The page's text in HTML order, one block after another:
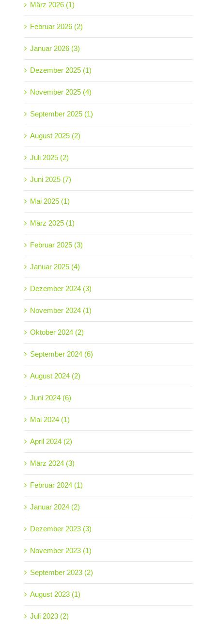
März 2026 (1)
Februar 2026 (2)
Januar 2026 (3)
Dezember 2025 (1)
November 2025 (4)
September 2025 (1)
August 2025 (2)
Juli 2025 (2)
Juni 2025 (7)
Mai 2025 (1)
März 2025 (1)
Februar 2025 (3)
Januar 2025 (4)
Dezember 2024 (3)
November 2024 (1)
Oktober 2024 (2)
September 2024 (6)
August 2024 (2)
Juni 2024 (6)
Mai 2024 (1)
April 2024 (2)
März 2024 (3)
Februar 2024 (1)
Januar 2024 (2)
Dezember 2023 (3)
November 2023 (1)
September 2023 (2)
August 2023 (1)
Juli 2023 (2)